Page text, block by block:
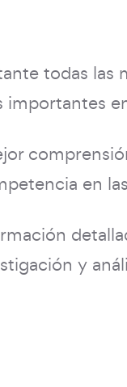
todas las
importantes
en
y